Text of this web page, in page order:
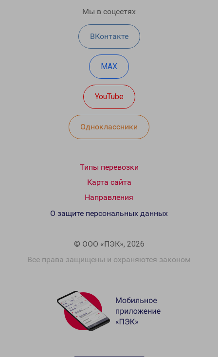
Мы в соцсетях
ВКонтакте
MAX
YouTube
Одноклассники
Типы перевозки
Карта сайта
Направления
© ООО «ПЭК», 2026
Все права защищены и охраняются законом
О защите персональных данных